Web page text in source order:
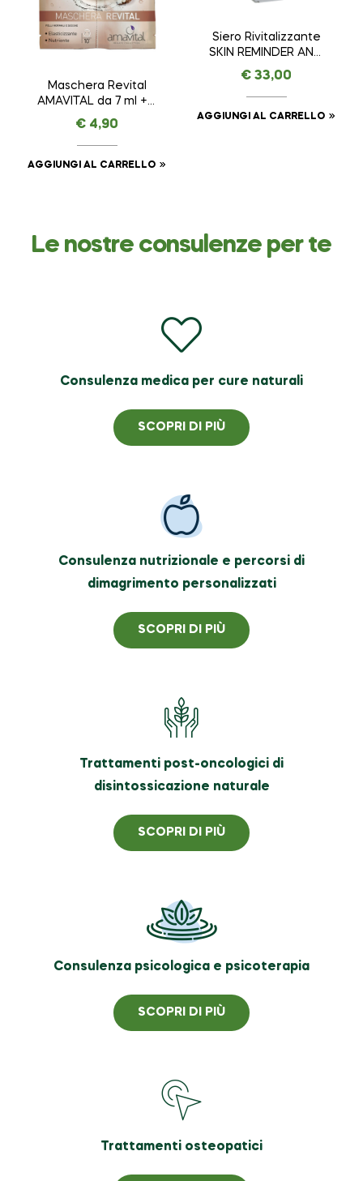
Maschera Revital
AMAVITAL da 7 ml + 7
ml
€ 4,90
AGGIUNGI AL CARRELLO
Siero Rivitalizzante
SKIN REMINDER ANTI
AGE PREMIUM –
AMAVITAL da 30 ml
€ 33,00
AGGIUNGI AL CARRELLO
Le nostre consulenze per te
Consulenza medica per cure naturali
SCOPRI DI PIÙ
Consulenza nutrizionale e percorsi di
dimagrimento personalizzati
SCOPRI DI PIÙ
Trattamenti post-oncologici di
disintossicazione naturale
SCOPRI DI PIÙ
Consulenza psicologica e psicoterapia
SCOPRI DI PIÙ
Trattamenti osteopatici